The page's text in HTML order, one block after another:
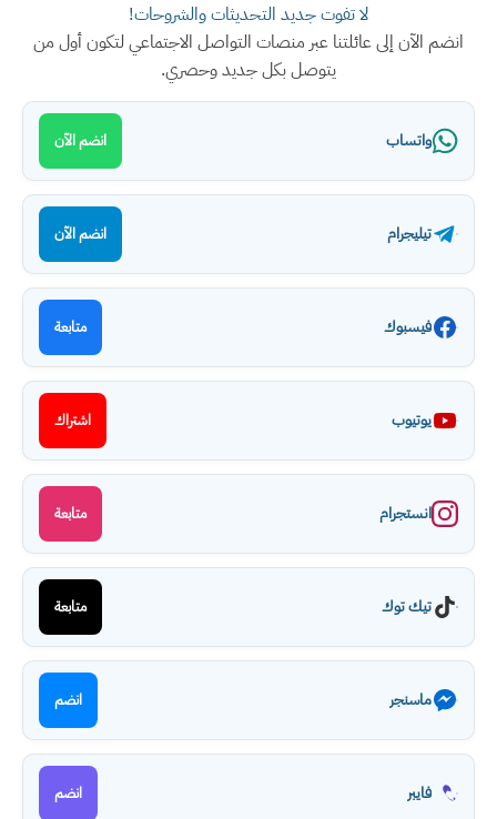
لا تفوت جديد التحديثات والشروحات!
انضم الآن إلى عائلتنا عبر منصات التواصل الاجتماعي لتكون أول من
يتوصل بكل جديد وحصري.
واتساب انضم الآن
تيليجرام انضم الآن
فيسبوك متابعة
يوتيوب اشتراك
انستجرام متابعة
تيك توك متابعة
ماسنجر انضم
فايبر انضم